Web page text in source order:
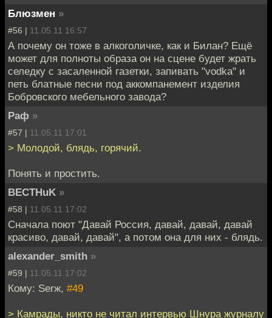
Блюзмен »
#56 | 11.05.11 16:57
А почему он тоже в алкоголичке, как и Билан? Ещё
может для полноты образа он на сцене будет жрать
селедку с засаленной газетки, запивать "vodka" и
петь блатные песни под аккомпанемент изделия
Бобровского мебельного завода?
Раф »
#57 | 11.05.11 17:01
> Молодой, блядь, горячий.
Понять и простить.
BECTHuK »
#58 | 11.05.11 17:02
Сначала поют "Давай Россия, давай, давай, давай
красиво, давай, давай", а потом она для них - блядь.
alexander_smith »
#59 | 11.05.11 17:02
Кому: Serж, #49
> Камрады, никто не читал интервью Шнура журналу